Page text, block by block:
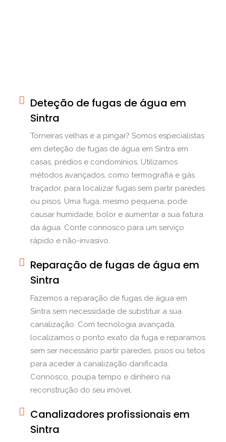
Deteção de fugas de água em
Sintra
Torneiras velhas e a pingar? Somos especialistas
em deteção de fugas de água em Sintra em
casas, prédios e condomínios. Utilizamos
métodos avançados, como termografia e gás
traçador, para localizar fugas sem partir paredes
ou pisos. Uma fuga, mesmo pequena, pode
causar humidade, bolor e aumentar a sua fatura
da água. Conte connosco para um serviço
rápido e não-invasivo.
Reparação de fugas de água em
Sintra
Fazemos a reparação de fugas de água em
Sintra sem necessidade de substituir a sua
canalização. Com tecnologia avançada,
localizamos o ponto exato da fuga e reparamos
sem ser necessário partir paredes, pisos ou tetos
para aceder à canalização danificada.
Connosco, poupa tempo e dinheiro na
reconstrução do seu imóvel.
Canalizadores profissionais em
Sintra